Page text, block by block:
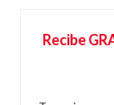
Recibe